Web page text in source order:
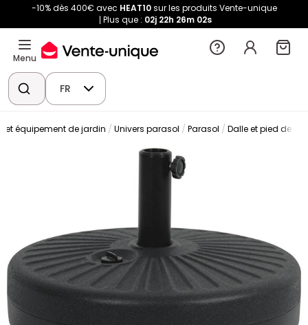
-10% dès 400€ avec HEAT10sur les produits Vente-unique
Plus que : 02j 22h 26m 01s
Menu
FR
et équipement de jardin Univers parasol Parasol Dalle et pied de